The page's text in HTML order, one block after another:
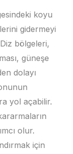
koyu
gidermeyi
bölgeleri,
güneşe
dolayı
yol açabilir.
olur.
için